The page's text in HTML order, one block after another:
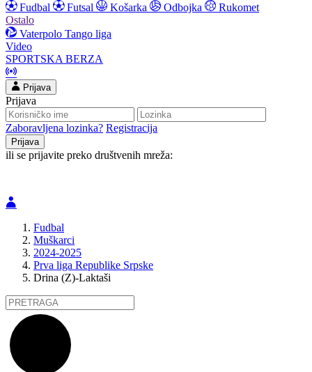
Fudbal
Futsal Košarka Odbojka
Rukomet
Ostalo
Vaterpolo Tango liga
Video
SPORTSKA BERZA
Prijava
Prijava
Zaboravljena lozinka? Registracija
ili se prijavite preko društvenih mreža:
Fudbal
Muškarci
2024-2025
Prva liga Republike Srpske
Drina (Z)-Laktaši